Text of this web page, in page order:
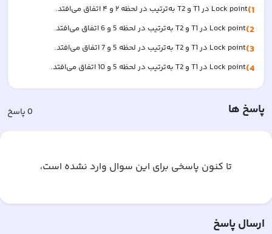
1) Lock point در T1 و T2 به‌ترتیب در لحظه ۲ و ۴ اتفاق می‌افتد.
2) Lock point در T1 و T2 به‌ترتیب در لحظه 5 و 6 اتفاق می‌افتد.
3) Lock point در T1 و T2 به‌ترتیب در لحظه 5 و 7 اتفاق می‌افتد.
4) Lock point در T1 و T2 به‌ترتیب در لحظه 5 و 10 اتفاق می‌افتد.
پاسخ ها 0پاسخ
تا کنون پاسخی برای این سوال وارد نشده است،
ارسال پاسخ